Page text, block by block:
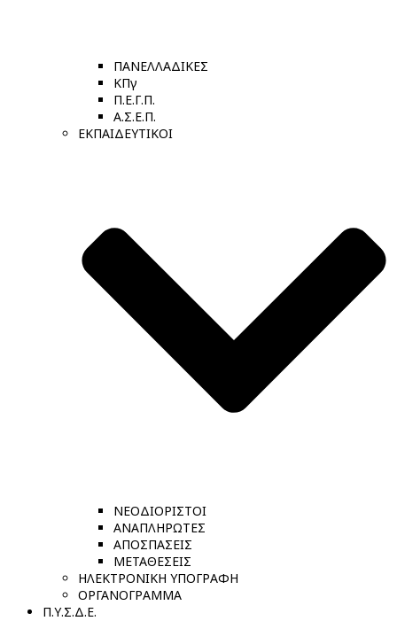
ΠΑΝΕΛΛΑΔΙΚΕΣ
ΚΠγ
Π.Ε.Γ.Π.
Α.Σ.Ε.Π.
ΕΚΠΑΙΔΕΥΤΙΚΟΙ
ΝΕΟΔΙΟΡΙΣΤΟΙ
ΑΝΑΠΛΗΡΩΤΕΣ
ΑΠΟΣΠΑΣΕΙΣ
ΜΕΤΑΘΕΣΕΙΣ
ΗΛΕΚΤΡΟΝΙΚΗ ΥΠΟΓΡΑΦΗ
ΟΡΓΑΝΟΓΡΑΜΜΑ
Π.Υ.Σ.Δ.Ε.